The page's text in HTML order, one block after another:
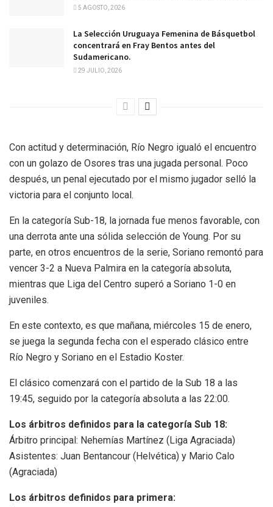
5 AGOSTO, 2026
La Selección Uruguaya Femenina de Básquetbol
concentrará en Fray Bentos antes del
Sudamericano.
29 JULIO, 2026
Con actitud y determinación, Río Negro igualó el encuentro
con un golazo de Osores tras una jugada personal. Poco
después, un penal ejecutado por el mismo jugador selló la
victoria para el conjunto local.
En la categoría Sub-18, la jornada fue menos favorable, con
una derrota ante una sólida selección de Young. Por su
parte, en otros encuentros de la serie, Soriano remontó para
vencer 3-2 a Nueva Palmira en la categoría absoluta,
mientras que Liga del Centro superó a Soriano 1-0 en
juveniles.
En este contexto, es que mañana, miércoles 15 de enero,
se juega la segunda fecha con el esperado clásico entre
Río Negro y Soriano en el Estadio Koster.
El clásico comenzará con el partido de la Sub 18 a las
19:45, seguido por la categoría absoluta a las 22:00.
Los árbitros definidos para la categoría Sub 18:
Árbitro principal: Nehemías Martínez (Liga Agraciada)
Asistentes: Juan Bentancour (Helvética) y Mario Calo
(Agraciada)
Los árbitros definidos para primera: